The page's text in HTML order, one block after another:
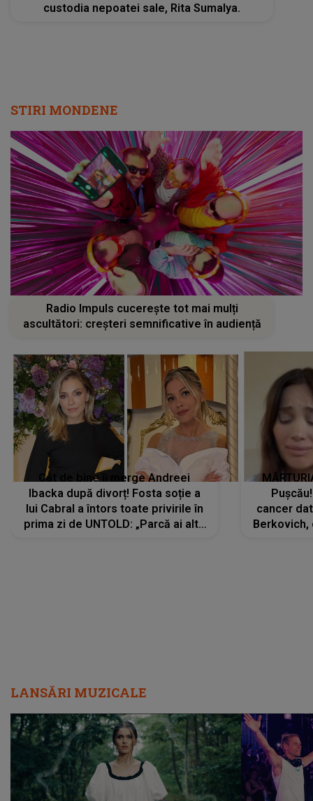
custodia nepoatei sale, Rita Sumalya.
STIRI MONDENE
Radio Impuls cucerește tot mai mulți
ascultători: creșteri semnificative în audiență
Cât de bine îi merge Andreei
Ibacka după divorț! Fosta soție a
lui Cabral a întors toate privirile în
prima zi de UNTOLD: „Parcă ai altă
cancer
Berkovich,
LANSĂRI MUZICALE